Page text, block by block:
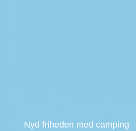
Nyd friheden med camping